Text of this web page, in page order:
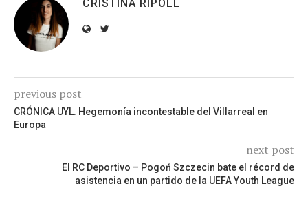
CRISTINA RIPOLL
previous post
CRÓNICA UYL. Hegemonía incontestable del Villarreal en
Europa
next post
El RC Deportivo – Pogoń Szczecin bate el récord de
asistencia en un partido de la UEFA Youth League